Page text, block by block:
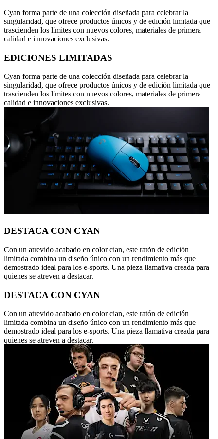
Cyan forma parte de una colección diseñada para celebrar la
singularidad, que ofrece productos únicos y de edición limitada que
trascienden los límites con nuevos colores, materiales de primera
calidad e innovaciones exclusivas.
EDICIONES LIMITADAS
Cyan forma parte de una colección diseñada para celebrar la
singularidad, que ofrece productos únicos y de edición limitada que
trascienden los límites con nuevos colores, materiales de primera
calidad e innovaciones exclusivas.
DESTACA CON CYAN
Con un atrevido acabado en color cian, este ratón de edición
limitada combina un diseño único con un rendimiento más que
demostrado ideal para los e-sports. Una pieza llamativa creada para
quienes se atreven a destacar.
DESTACA CON CYAN
Con un atrevido acabado en color cian, este ratón de edición
limitada combina un diseño único con un rendimiento más que
demostrado ideal para los e-sports. Una pieza llamativa creada para
quienes se atreven a destacar.